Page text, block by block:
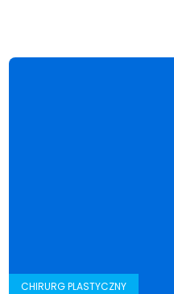
CHIRURG PLASTYCZNY